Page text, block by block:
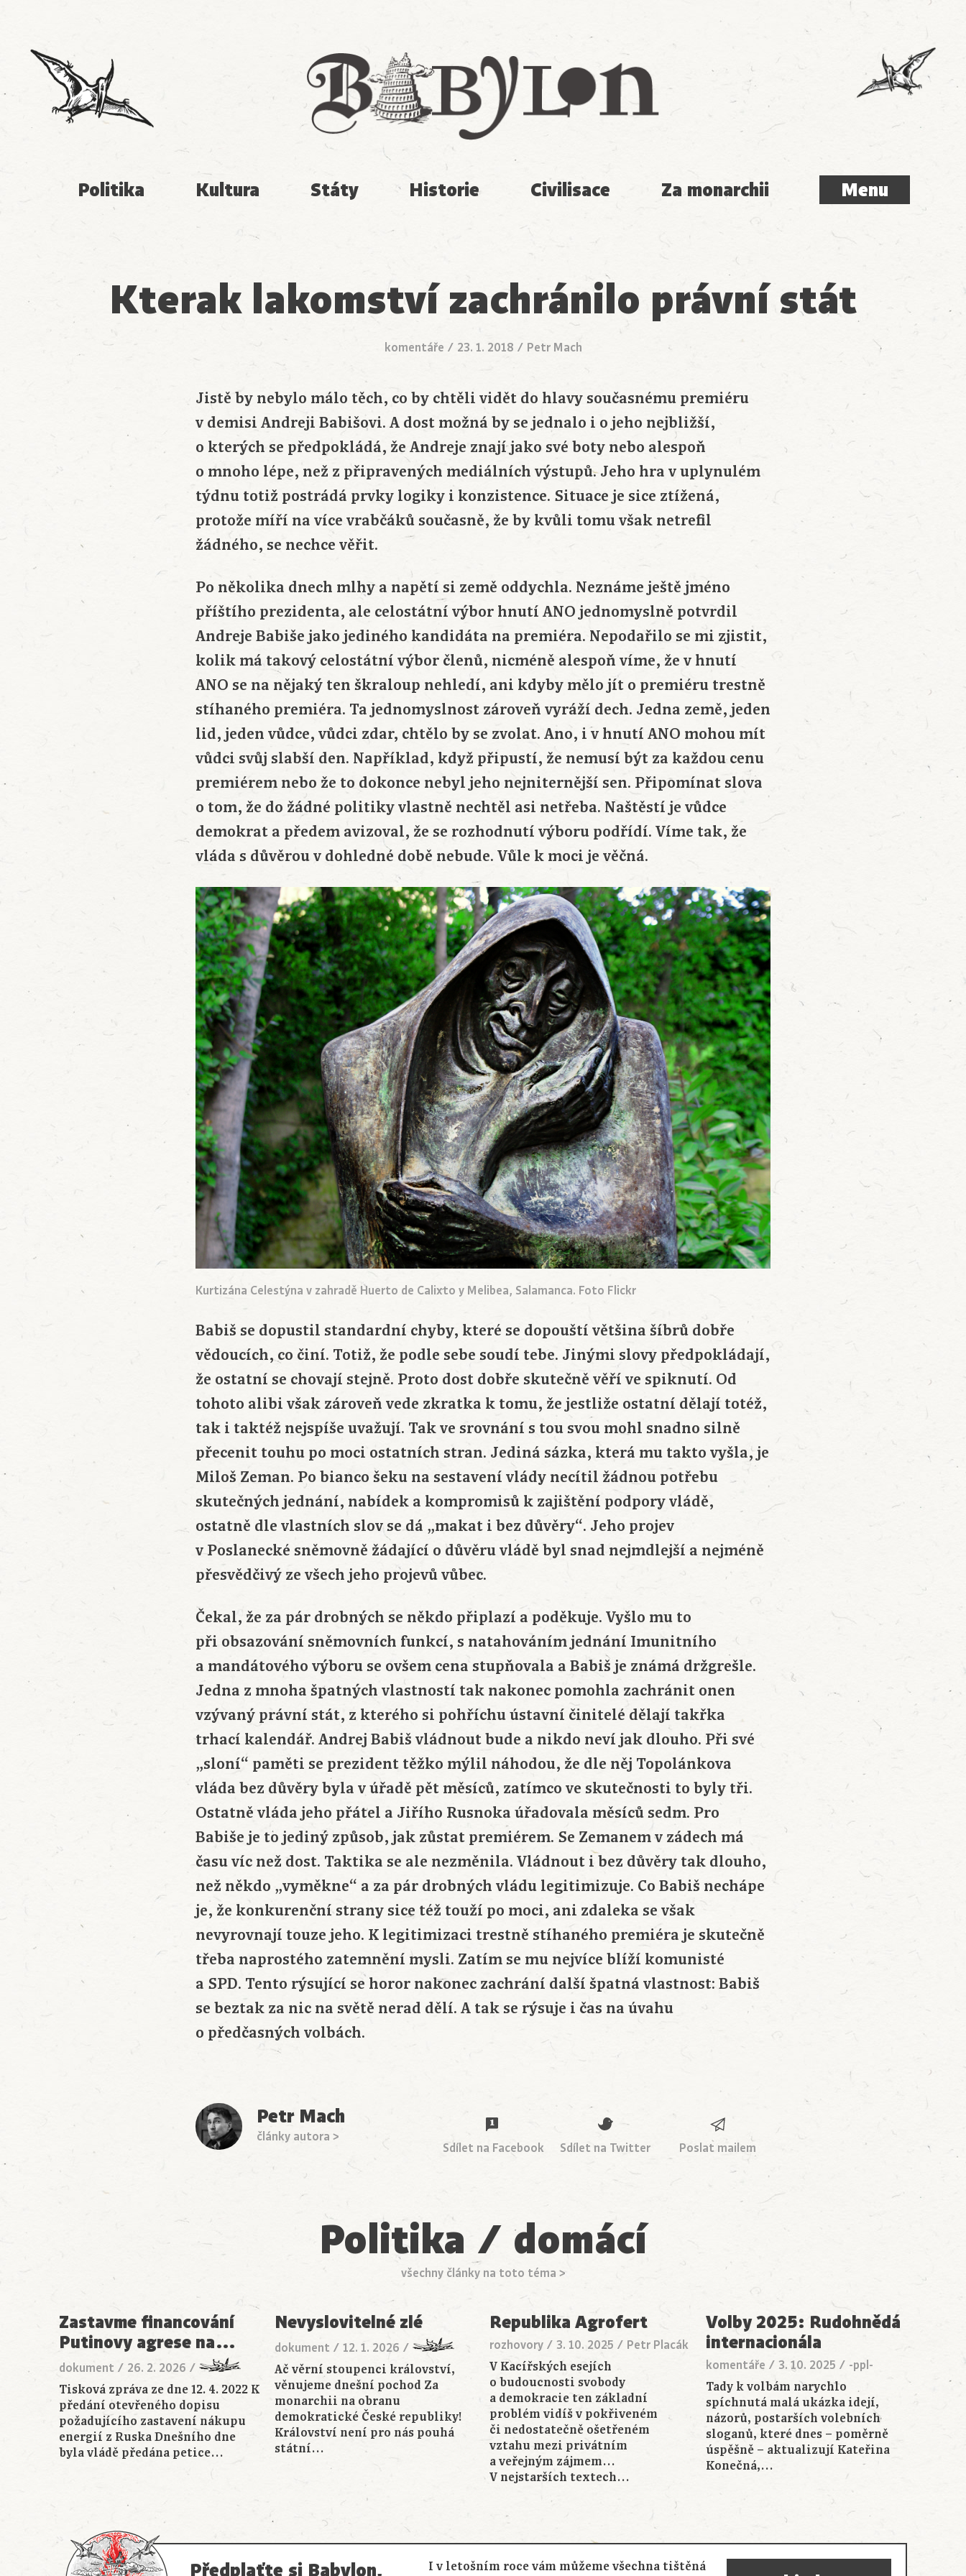
Babylon
Politika Kultura Státy Historie Civilisace Za monarchii Menu
Menu
Kterak lakomství zachránilo právní stát
komentáře / 23. 1. 2018 / Petr Mach
Jistě by nebylo málo těch, co by chtěli vidět do hlavy současnému premiéru
v demisi Andreji Babišovi. A dost možná by se jednalo i o jeho nejbližší,
o kterých se předpokládá, že Andreje znají jako své boty nebo alespoň
o mnoho lépe, než z připravených mediálních výstupů. Jeho hra v uplynulém
týdnu totiž postrádá prvky logiky i konzistence. Situace je sice ztížená,
protože míří na více vrabčáků současně, že by kvůli tomu však netrefil
žádného, se nechce věřit.
Po několika dnech mlhy a napětí si země oddychla. Neznáme ještě jméno
příštího prezidenta, ale celostátní výbor hnutí ANO jednomyslně potvrdil
Andreje Babiše jako jediného kandidáta na premiéra. Nepodařilo se mi zjistit,
kolik má takový celostátní výbor členů, nicméně alespoň víme, že v hnutí
ANO se na nějaký ten škraloup nehledí, ani kdyby mělo jít o premiéru trestně
stíhaného premiéra. Ta jednomyslnost zároveň vyráží dech. Jedna země, jeden
lid, jeden vůdce, vůdci zdar, chtělo by se zvolat. Ano, i v hnutí ANO mohou mít
vůdci svůj slabší den. Například, když připustí, že nemusí být za každou cenu
premiérem nebo že to dokonce nebyl jeho nejniternější sen. Připomínat slova
o tom, že do žádné politiky vlastně nechtěl asi netřeba. Naštěstí je vůdce
demokrat a předem avizoval, že se rozhodnutí výboru podřídí. Víme tak, že
vláda s důvěrou v dohledné době nebude. Vůle k moci je věčná.
Kurtizána Celestýna v zahradě Huerto de Calixto y Melibea, Salamanca. Foto Flickr
Babiš se dopustil standardní chyby, které se dopouští většina šíbrů dobře
vědoucích, co činí. Totiž, že podle sebe soudí tebe. Jinými slovy předpokládají,
že ostatní se chovají stejně. Proto dost dobře skutečně věří ve spiknutí. Od
tohoto alibi však zároveň vede zkratka k tomu, že jestliže ostatní dělají totéž,
tak i taktéž nejspíše uvažují. Tak ve srovnání s tou svou mohl snadno silně
přecenit touhu po moci ostatních stran. Jediná sázka, která mu takto vyšla, je
Miloš Zeman. Po bianco šeku na sestavení vlády necítil žádnou potřebu
skutečných jednání, nabídek a kompromisů k zajištění podpory vládě,
ostatně dle vlastních slov se dá „makat i bez důvěry“. Jeho projev
v Poslanecké sněmovně žádající o důvěru vládě byl snad nejmdlejší a nejméně
přesvědčivý ze všech jeho projevů vůbec.
Čekal, že za pár drobných se někdo připlazí a poděkuje. Vyšlo mu to
při obsazování sněmovních funkcí, s natahováním jednání Imunitního
a mandátového výboru se ovšem cena stupňovala a Babiš je známá držgrešle.
Jedna z mnoha špatných vlastností tak nakonec pomohla zachránit onen
vzývaný právní stát, z kterého si pohříchu ústavní činitelé dělají takřka
trhací kalendář. Andrej Babiš vládnout bude a nikdo neví jak dlouho. Při své
„sloní“ paměti se prezident těžko mýlil náhodou, že dle něj Topolánkova
vláda bez důvěry byla v úřadě pět měsíců, zatímco ve skutečnosti to byly tři.
Ostatně vláda jeho přátel a Jiřího Rusnoka úřadovala měsíců sedm. Pro
Babiše je to jediný způsob, jak zůstat premiérem. Se Zemanem v zádech má
času víc než dost. Taktika se ale nezměnila. Vládnout i bez důvěry tak dlouho,
než někdo „vyměkne“ a za pár drobných vládu legitimizuje. Co Babiš nechápe
je, že konkurenční strany sice též touží po moci, ani zdaleka se však
nevyrovnají touze jeho. K legitimizaci trestně stíhaného premiéra je skutečně
třeba naprostého zatemnění mysli. Zatím se mu nejvíce blíží komunisté
a SPD. Tento rýsující se horor nakonec zachrání další špatná vlastnost: Babiš
se beztak za nic na světě nerad dělí. A tak se rýsuje i čas na úvahu
o předčasných volbách.
Petr Mach
články autora >
Sdílet na Facebook Sdílet na Twitter Poslat mailem
Politika / domácí
všechny články na toto téma >
Zastavme financování
Putinovy agrese na…
dokument / 26. 2. 2026 /
Tisková zpráva ze dne 12. 4. 2022 K
předání otevřeného dopisu
požadujícího zastavení nákupu
energií z Ruska Dnešního dne
byla vládě předána petice…
Nevyslovitelné zlé
dokument / 12. 1. 2026 /
Ač věrní stoupenci království,
věnujeme dnešní pochod Za
monarchii na obranu
demokratické České republiky!
Království není pro nás pouhá
státní…
Republika Agrofert
rozhovory /3. 10. 2025 / Petr Placák
V Kacířských esejích
o budoucnosti svobody
a demokracie ten základní
problém vidíš v pokřiveném
či nedostatečně ošetřeném
vztahu mezi privátním
a veřejným zájmem…
V nejstarších textech…
Volby 2025: Rudohnědá
internacionála
komentáře /3. 10. 2025 / -ppl-
Tady k volbám narychlo
spíchnutá malá ukázka idejí,
názorů, postarších volebních
sloganů, které dnes – poměrně
úspěšně – aktualizují Kateřina
Konečná,…
Předplaťte si Babylon,
I v letošním roce vám můžeme všechna tištěná